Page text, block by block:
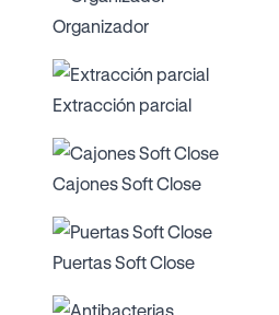
Organizador
Extracción parcial
Cajones Soft Close
Puertas Soft Close